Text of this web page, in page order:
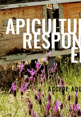
ACCEDE